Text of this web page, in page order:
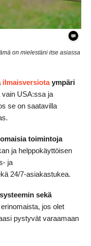
on mielestäni itse asiassa
ilmaisversiotaympäri
vain USA:ssa ja
se on saatavilla
toimintoja
ja helppokäyttöisen
ja
24/7-asiakastukea.
sekä
jos olet
pystyvät varaamaan